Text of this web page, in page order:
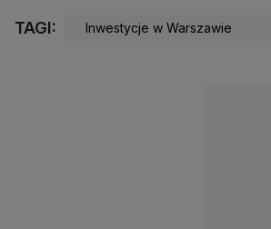
TAGI: Inwestycje w Warszawie